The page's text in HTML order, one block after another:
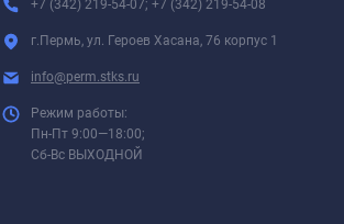
+7 (342) 219-54-07; +7 (342) 219-54-08
г.Пермь, ул. Героев Хасана, 76 корпус 1
info@perm.stks.ru
Режим работы:
Пн-Пт 9:00—18:00;
Сб-Вс ВЫХОДНОЙ